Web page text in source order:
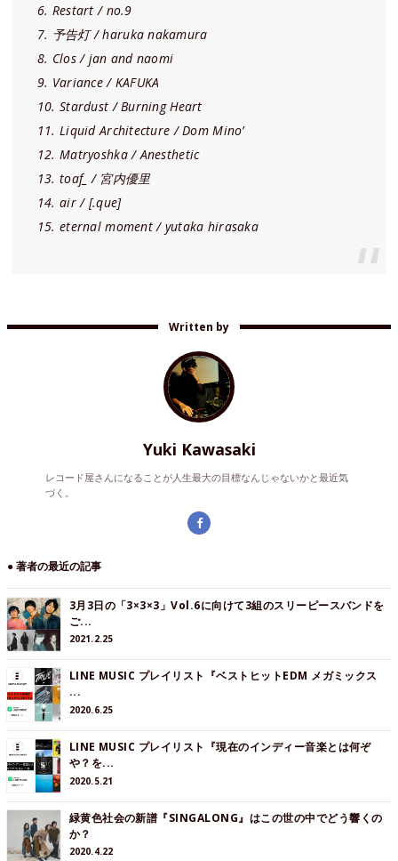
6. Restart / no.9
7. 予告灯 / haruka nakamura
8. Clos / jan and naomi
9. Variance / KAFUKA
10. Stardust / Burning Heart
11. Liquid Architecture / Dom Mino’
12. Matryoshka / Anesthetic
13. toaf_ / 宮内優里
14. air / [.que]
15. eternal moment / yutaka hirasaka
Written by
Yuki Kawasaki
レコード屋さんになることが人生最大の目標なんじゃないかと最近気
づく。
● 著者の最近の記事
3月3日の「3×3×3」Vol.6に向けて3組のスリーピースバンドを
ご...
2021.2.25
LINE MUSIC プレイリスト『ベストヒットEDM メガミックス
...
2020.6.25
LINE MUSIC プレイリスト『現在のインディー音楽とは何ぞ
や？を...
2020.5.21
緑黄色社会の新譜『SINGALONG』はこの世の中でどう響くの
か？
2020.4.22